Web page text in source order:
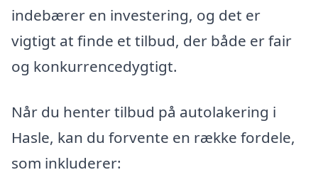
indebærer en investering, og det er
vigtigt at finde et tilbud, der både er fair
og konkurrencedygtigt.
Når du henter tilbud på autolakering i
Hasle, kan du forvente en række fordele,
som inkluderer: